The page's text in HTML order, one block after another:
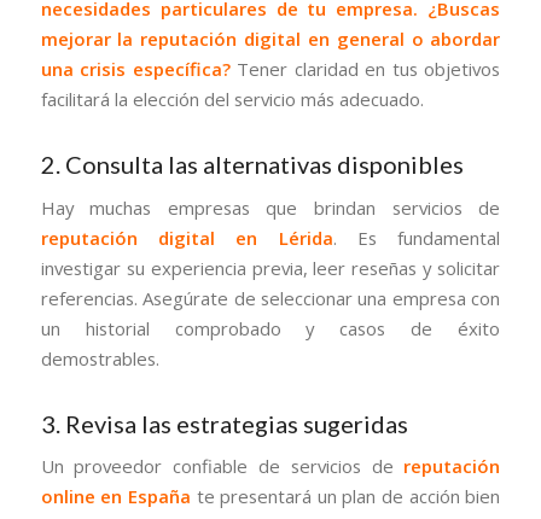
necesidades particulares de tu empresa. ¿Buscas
mejorar la reputación digital en general o abordar
una crisis específica?Tener claridad en tus objetivos
facilitará la elección del servicio más adecuado.
2. Consulta las alternativas disponibles
Hay muchas empresas que brindan servicios de
reputación digital en Lérida. Es fundamental
investigar su experiencia previa, leer reseñas y solicitar
referencias. Asegúrate de seleccionar una empresa con
un historial comprobado y casos de éxito
demostrables.
3. Revisa las estrategias sugeridas
Un proveedor confiable de servicios de reputación
online en España te presentará un plan de acción bien